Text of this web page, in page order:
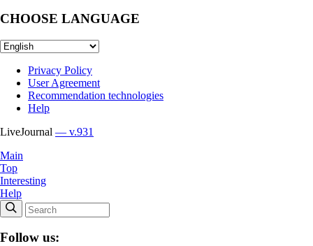
CHOOSE LANGUAGE
Privacy Policy
User Agreement
Recommendation technologies
Help
LiveJournal — v.931
Main
Top
Interesting
Help
Follow us: